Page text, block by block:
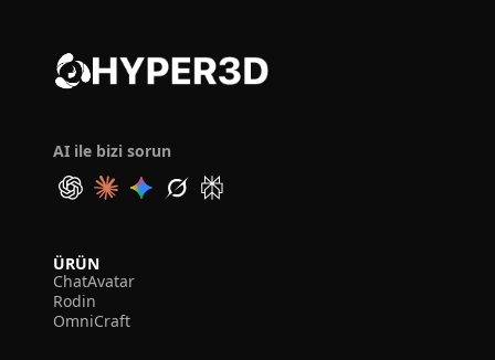
AI ile bizi sorun
ÜRÜN
ChatAvatar
Rodin
OmniCraft